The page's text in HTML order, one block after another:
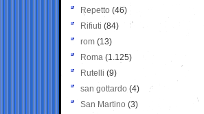
Repetto (46)
Rifiuti (84)
rom (13)
Roma (1.125)
Rutelli (9)
san gottardo (4)
San Martino (3)